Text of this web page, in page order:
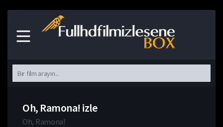
Oh, Ramona! izle
Oh, Ramona!